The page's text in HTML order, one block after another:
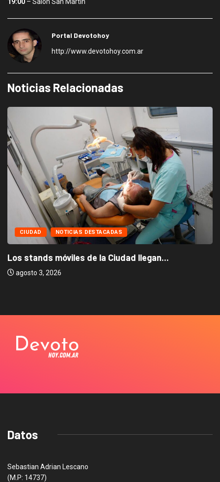
Portal Devotohoy
http://www.devotohoy.com.ar
Noticias Relacionadas
CIUDAD NOTICIAS DESTACADAS
Los stands móviles de la Ciudad llegan...
agosto 3, 2026
Datos
Sebastian Adrian Lescano
(M.P: 14737)